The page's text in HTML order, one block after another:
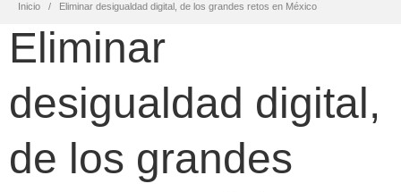
Inicio Eliminar desigualdad digital, de los grandes retos en México
Eliminar
desigualdad digital,
de los grandes